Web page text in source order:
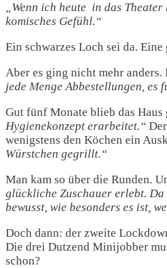
„Wenn ich heute in das
komisches Gefühl.“
Ein schwarzes Loch sei da. Eine
Aber es ging nicht mehr
jede Menge Abbestellungen,
Gut fünf Monate blieb das Haus
Hygienekonzept erarbeitet.“
wenigstens den Köchen ein
Würstchen gegrillt.“
Man kam so über die Runden.
glückliche Zuschauer erlebt.
bewusst, wie besonders es ist,
Doch dann: der zweite
Die drei Dutzend Minijobber
schon?